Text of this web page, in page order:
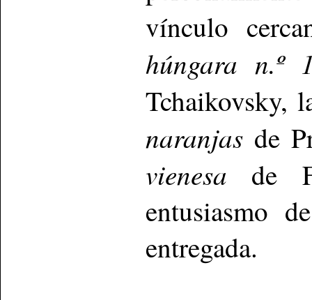
vínculo
húngara n.º
Tchaikovsky,
naranjas de
vienesa de
entusiasmo
entregada.